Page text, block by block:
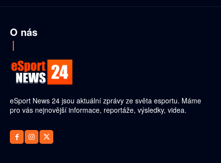
O nás
eSport News 24 jsou aktuální zprávy ze světa esportu. Máme
pro vás nejnovější informace, reportáže, výsledky, videa.